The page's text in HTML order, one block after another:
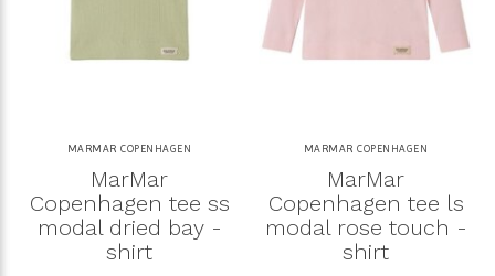
MARMAR COPENHAGEN
MarMar
Copenhagen tee ss
modal dried bay -
shirt
MARMAR COPENHAGEN
MarMar
Copenhagen tee ls
modal rose touch -
shirt